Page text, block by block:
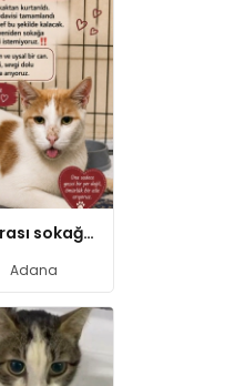
Tedavi sonrası sokağa gitmesin
Adana